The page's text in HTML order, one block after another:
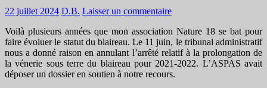
22 juillet 2024 D.B. Laisser un commentaire
Voilà plusieurs années que mon association Nature 18 se bat pour
faire évoluer le statut du blaireau. Le 11 juin, le tribunal administratif
nous a donné raison en annulant l’arrêté relatif à la prolongation de
la vénerie sous terre du blaireau pour 2021-2022. L’ASPAS avait
déposer un dossier en soutien à notre recours.